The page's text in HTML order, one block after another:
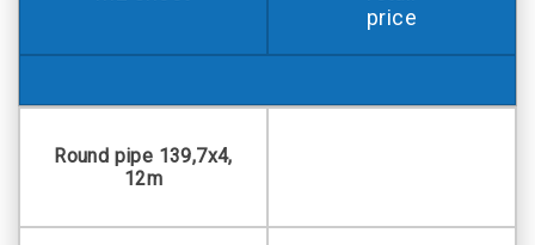
price
Round pipe 139,7х4,
12m